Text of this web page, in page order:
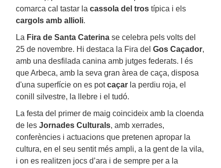
comarca cal tastar la cassola del tros típica i els
cargols amb allioli.
La Fira de Santa Caterina se celebra pels volts del
25 de novembre. Hi destaca la Fira del Gos Caçador,
amb una desfilada canina amb jutges federats. I és
que Arbeca, amb la seva gran àrea de caça, disposa
d'una superfície on es potcaçar la perdiu roja, el
conill silvestre, la llebre i el tudó.
La festa del primer de maig coincideix amb la cloenda
de les Jornades Culturals, amb xerrades,
conferències i actuacions que pretenen apropar la
cultura, en el seu sentit més ampli, a la gent de la vila,
i on es realitzen jocs d’ara i de sempre per a la